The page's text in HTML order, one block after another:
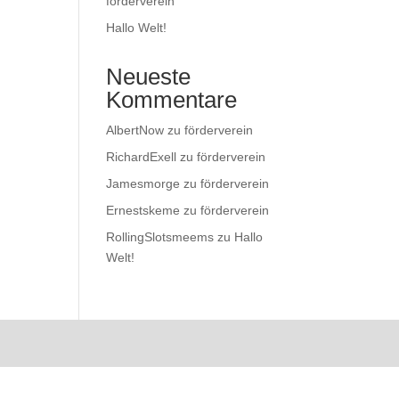
Hallo Welt!
Neueste
Kommentare
AlbertNow zuförderverein
RichardExell zuförderverein
Jamesmorge zuförderverein
Ernestskeme zuförderverein
RollingSlotsmeems zu Hallo
Welt!